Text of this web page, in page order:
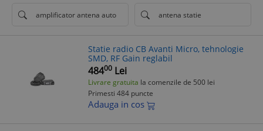
amplificator antena auto antena statie
Statie radio CB Avanti Micro, tehnologie
SMD, RF Gain reglabil
48400 Lei
Livrare gratuita la comenzile de 500 lei
Primesti 484 puncte
Adauga in cos